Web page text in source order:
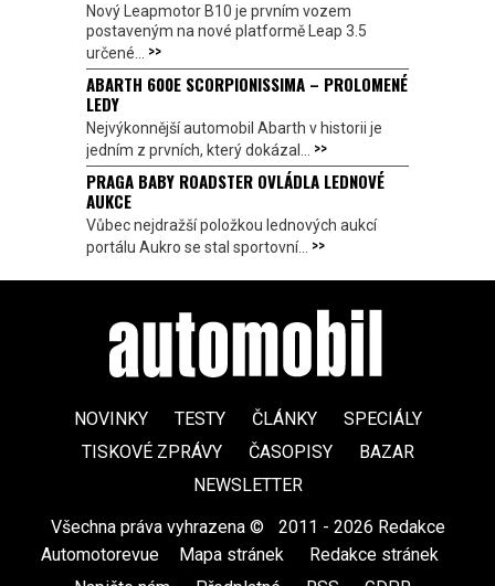
Nový Leapmotor B10 je prvním vozem
postaveným na nové platformě Leap 3.5
určené... >>
ABARTH 600E SCORPIONISSIMA – PROLOMENÉ
LEDY
Nejvýkonnější automobil Abarth v historii je
jedním z prvních, který dokázal... >>
PRAGA BABY ROADSTER OVLÁDLA LEDNOVÉ
AUKCE
Vůbec nejdražší položkou lednových aukcí
portálu Aukro se stal sportovní... >>
NOVINKY TESTY ČLÁNKY
SPECIÁLY
TISKOVÉ ZPRÁVY
ČASOPISY
BAZAR
NEWSLETTER
Všechna práva vyhrazena ©
2011 - 2026 Redakce
Automotorevue
Mapa stránek Redakce stránek